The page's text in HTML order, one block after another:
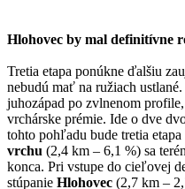
Hlohovec by mal definitívne
Tretia etapa ponúkne ďalšiu
nebudú mať na ružiach
juhozápad po zvlnenom
vrchárske prémie. Ide o dve
tohto pohľadu bude tretia
vrchu (2,4 km – 6,1 %) sa
konca. Pri vstupe do cieľovej
stúpanie Hlohovec (2,7 km –